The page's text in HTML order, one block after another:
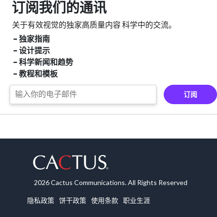
订阅我们的通讯
关于有效视觉的独家高质量内容科学中的交流。
- 独家指南
- 设计提示
- 科学新闻和趋势
- 教程和模板
订阅
2026 Cactus Communications. All Rights Reserved
隐私政策 饼干政策 使用条款 职业生涯